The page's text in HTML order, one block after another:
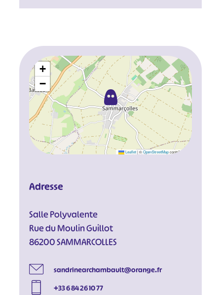
+
−
Leaflet |©OpenStreetMapcontributors
Adresse
Salle Polyvalente
Rue du Moulin Guillot
86200 SAMMARCOLLES
sandrinearchambault@orange.fr
+33 6 84 26 10 77